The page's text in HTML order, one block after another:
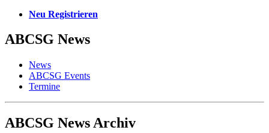
Neu Registrieren
ABCSG News
News
ABCSG Events
Termine
ABCSG News Archiv